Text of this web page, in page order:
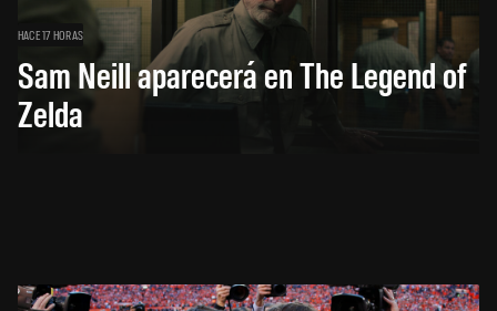
HACE 17 HORAS
Sam Neill aparecerá en The Legend of
Zelda